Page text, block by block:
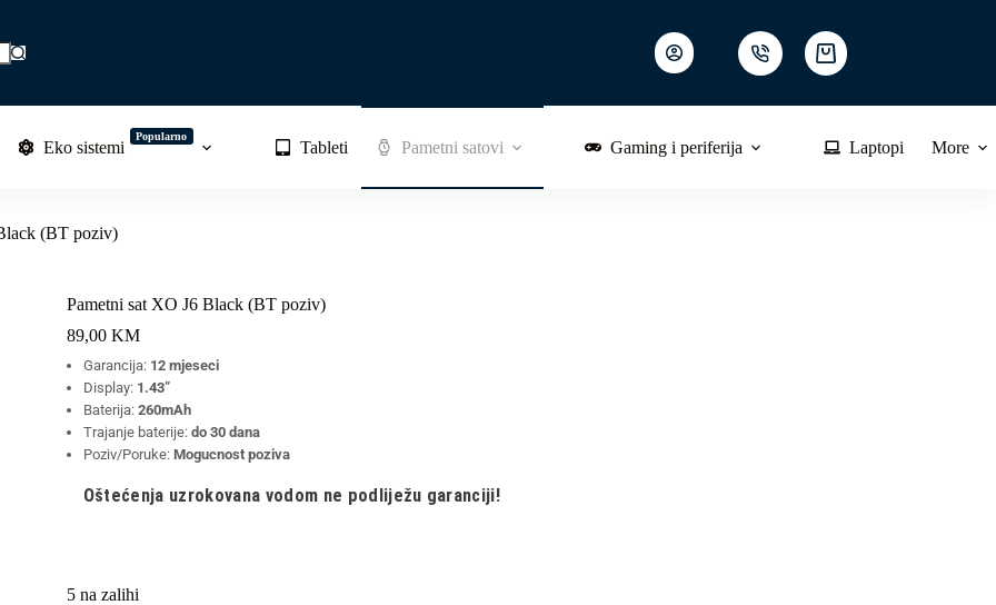
Shopping
cart
Eko sistemi
Popularno
Tableti Pametni satovi Gaming i periferija Laptopi More
(BT poziv)
Pametni sat XO J6 Black (BT poziv)
89,00 KM
Garancija: 12 mjeseci
Display: 1.43”
Baterija: 260mAh
Trajanje baterije: do 30 dana
Poziv/Poruke: Mogucnost poziva
Oštećenja uzrokovana vodom ne podliježu garanciji!
5 na zalihi